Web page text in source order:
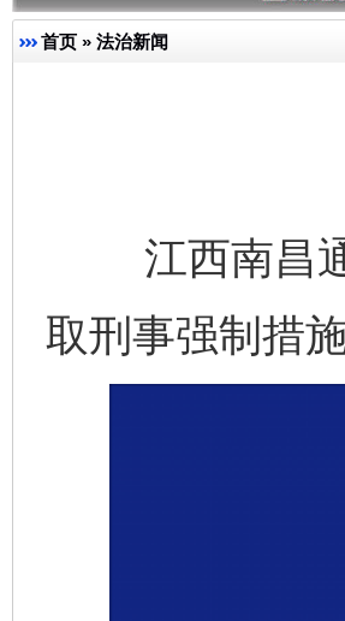
首页 » 法治新闻
江西南昌通
取刑事强制措